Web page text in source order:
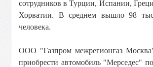
сотрудников в Турции, Испании,
Хорватии. В среднем вышло 98
человека.
ООО "Газпром межрегионгаз
приобрести автомобиль "Мерседес"